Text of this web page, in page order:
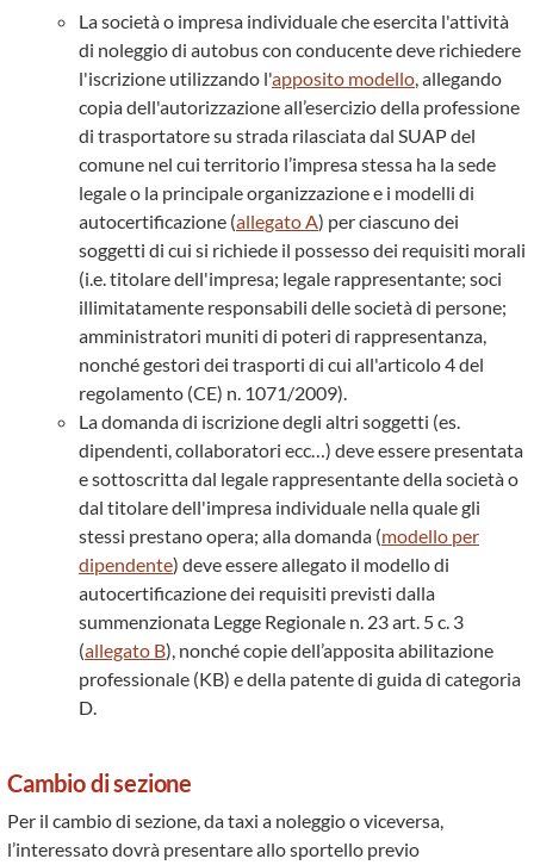
La società o impresa individuale che esercita l'attività
di noleggio di autobus con conducente deve richiedere
l'iscrizione utilizzando l'apposito modello, allegando
copia dell'autorizzazione all’esercizio della professione
di trasportatore su strada rilasciata dal SUAP del
comune nel cui territorio l’impresa stessa ha la sede
legale o la principale organizzazione e i modelli di
autocertificazione (allegato A) per ciascuno dei
soggetti di cui si richiede il possesso dei requisiti morali
(i.e. titolare dell'impresa; legale rappresentante; soci
illimitatamente responsabili delle società di persone;
amministratori muniti di poteri di rappresentanza,
nonché gestori dei trasporti di cui all'articolo 4 del
regolamento (CE) n. 1071/2009).
La domanda di iscrizione degli altri soggetti (es.
dipendenti, collaboratori ecc…) deve essere presentata
e sottoscritta dal legale rappresentante della società o
dal titolare dell'impresa individuale nella quale gli
stessi prestano opera; alla domanda (modello per
dipendente) deve essere allegato il modello di
autocertificazione dei requisiti previsti dalla
summenzionata Legge Regionale n. 23 art. 5 c. 3
(allegato B), nonché copie dell’apposita abilitazione
professionale (KB) e della patente di guida di categoria
D.
Cambio di sezione
Per il cambio di sezione, da taxi a noleggio o viceversa,
l’interessato dovrà presentare allo sportello previo